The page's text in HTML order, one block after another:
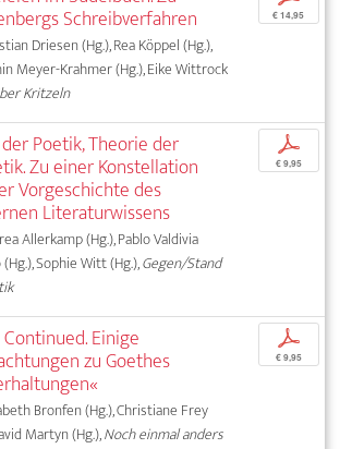
Schreibverfahren
Driesen (Hg.), Rea Köppel (Hg.),
Meyer-Krahmer (Hg.), Eike Wittrock
Kritzeln
€ 14,95
Poetik, Theorie der
Zu einer Konstellation
Vorgeschichte des
Literaturwissens
Allerkamp (Hg.), Pablo Valdivia
Sophie Witt (Hg.),Gegen/Stand
p
€ 9,95
Continued. Einige
zu Goethes
Bronfen (Hg.), Christiane Frey
Martyn (Hg.),Noch einmal anders
p
€ 9,95